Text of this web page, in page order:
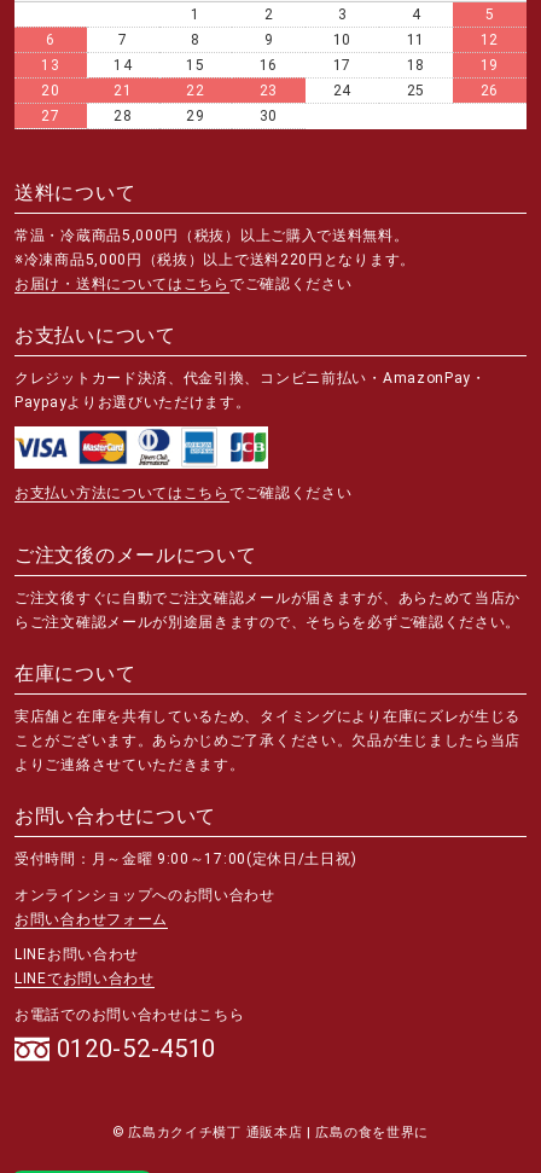
1
2 3 4
5
6
7 8 9 10 11
12
13
14 15 16 17 18
19
20
21 22 23 24 25
26
27
28 29 30
送料について
常温・冷蔵商品5,000円（税抜）以上ご購入で送料無料。
※冷凍商品5,000円（税抜）以上で送料220円となります。
お届け・送料についてはこちら でご確認ください
お支払いについて
クレジットカード決済、代金引換、コンビニ前払い・AmazonPay・
Paypayよりお選びいただけます。
お支払い方法についてはこちら でご確認ください
ご注文後のメールについて
ご注文後すぐに自動でご注文確認メールが届きますが、あらためて当店か
らご注文確認メールが別途届きますので、そちらを必ずご確認ください。
在庫について
実店舗と在庫を共有しているため、タイミングにより在庫にズレが生じる
ことがございます。あらかじめご了承ください。欠品が生じましたら当店
よりご連絡させていただきます。
お問い合わせについて
受付時間：月～金曜 9:00～17:00(定休日/土日祝)
オンラインショップへのお問い合わせ
お問い合わせフォーム
LINEお問い合わせ
LINEでお問い合わせ
お電話でのお問い合わせはこちら
0120-52-4510
© 広島カクイチ横丁 通販本店 | 広島の食を世界に